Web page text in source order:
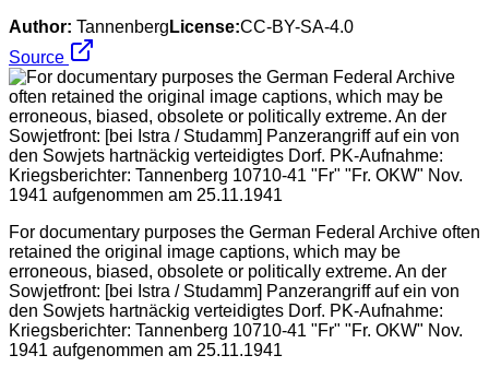
Author: Tannenberg License:CC-BY-SA-4.0
Source
For documentary purposes the German Federal Archive often
retained the original image captions, which may be
erroneous, biased, obsolete or politically extreme. An der
Sowjetfront: [bei Istra / Studamm] Panzerangriff auf ein von
den Sowjets hartnäckig verteidigtes Dorf. PK-Aufnahme:
Kriegsberichter: Tannenberg 10710-41 "Fr" "Fr. OKW" Nov.
1941 aufgenommen am 25.11.1941